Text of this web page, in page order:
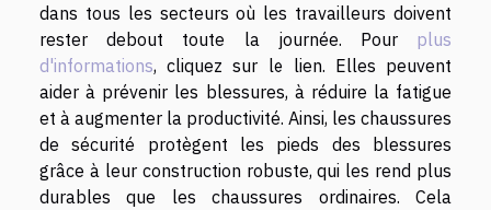
dans tous les secteurs où les travailleurs doivent
rester debout toute la journée. Pour plus
d'informations, cliquez sur le lien. Elles peuvent
aider à prévenir les blessures, à réduire la fatigue
et à augmenter la productivité. Ainsi, les chaussures
de sécurité protègent les pieds des blessures
grâce à leur construction robuste, qui les rend plus
durables que les chaussures ordinaires. Cela